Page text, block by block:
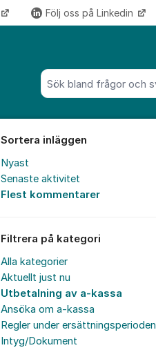
Sök bland alla inlägg
Följ oss på Linkedin
Sortera inläggen
Nyast
Senaste aktivitet
Flest kommentarer
Filtrera på kategori
Alla kategorier
Aktuellt just nu
Utbetalning av a-kassa
Ansöka om a-kassa
Regler under ersättningsperioden
Intyg/Dokument